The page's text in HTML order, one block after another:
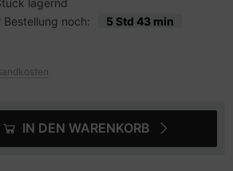
lagernd
Bestellung noch:
5 Std 43 min
IN DEN WARENKORB